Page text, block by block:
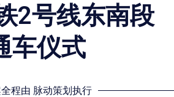
2号线东南段
车仪式
程由 脉动策划执行